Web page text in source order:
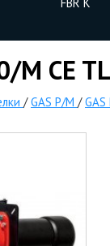
M CE
/GAS P/M /